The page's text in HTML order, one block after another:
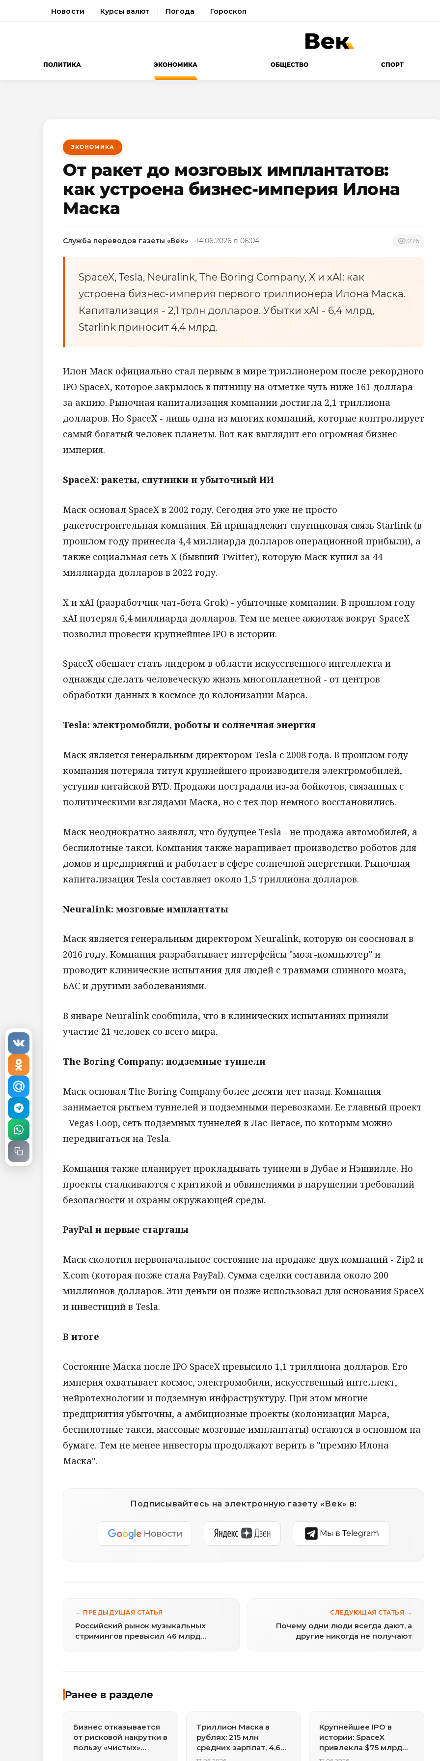
Новости Курсы валют Погода Гороскоп
ПОЛИТИКА ЭКОНОМИКА ОБЩЕСТВО СПОРТ
ЭКОНОМИКА
От ракет до мозговых имплантатов:
как устроена бизнес-империя Илона
Маска
Служба переводов газеты «Век» 14.06.2026 в 06:04 1276
SpaceX, Tesla, Neuralink, The Boring Company, X и xAI: как
устроена бизнес-империя первого триллионера Илона Маска.
Капитализация - 2,1 трлн долларов. Убытки xAI - 6,4 млрд,
Starlink приносит 4,4 млрд.
Илон Маск официально стал первым в мире триллионером после рекордного
IPO SpaceX, которое закрылось в пятницу на отметке чуть ниже 161 доллара
за акцию. Рыночная капитализация компании достигла 2,1 триллиона
долларов. Но SpaceX - лишь одна из многих компаний, которые контролирует
самый богатый человек планеты. Вот как выглядит его огромная бизнес-
империя.
SpaceX: ракеты, спутники и убыточный ИИ
Маск основал SpaceX в 2002 году. Сегодня это уже не просто
ракетостроительная компания. Ей принадлежит спутниковая связь Starlink (в
прошлом году принесла 4,4 миллиарда долларов операционной прибыли), а
также социальная сеть X (бывший Twitter), которую Маск купил за 44
миллиарда долларов в 2022 году.
X и xAI (разработчик чат-бота Grok) - убыточные компании. В прошлом году
xAI потерял 6,4 миллиарда долларов. Тем не менее ажиотаж вокруг SpaceX
позволил провести крупнейшее IPO в истории.
SpaceX обещает стать лидером в области искусственного интеллекта и
однажды сделать человеческую жизнь многопланетной - от центров
обработки данных в космосе до колонизации Марса.
Tesla: электромобили, роботы и солнечная энергия
Маск является генеральным директором Tesla с 2008 года. В прошлом году
компания потеряла титул крупнейшего производителя электромобилей,
уступив китайской BYD. Продажи пострадали из-за бойкотов, связанных с
политическими взглядами Маска, но с тех пор немного восстановились.
Маск неоднократно заявлял, что будущее Tesla - не продажа автомобилей, а
беспилотные такси. Компания также наращивает производство роботов для
домов и предприятий и работает в сфере солнечной энергетики. Рыночная
капитализация Tesla составляет около 1,5 триллиона долларов.
Neuralink: мозговые имплантаты
Маск является генеральным директором Neuralink, которую он соосновал в
2016 году. Компания разрабатывает интерфейсы "мозг-компьютер" и
проводит клинические испытания для людей с травмами спинного мозга,
БАС и другими заболеваниями.
В январе Neuralink сообщила, что в клинических испытаниях приняли
участие 21 человек со всего мира.
The Boring Company: подземные туннели
Маск основал The Boring Company более десяти лет назад. Компания
занимается рытьем туннелей и подземными перевозками. Ее главный проект
- Vegas Loop, сеть подземных туннелей в Лас-Вегасе, по которым можно
передвигаться на Tesla.
Компания также планирует прокладывать туннели в Дубае и Нэшвилле. Но
проекты сталкиваются с критикой и обвинениями в нарушении требований
безопасности и охраны окружающей среды.
PayPal и первые стартапы
Маск сколотил первоначальное состояние на продаже двух компаний - Zip2 и
X.com (которая позже стала PayPal). Сумма сделки составила около 200
миллионов долларов. Эти деньги он позже использовал для основания SpaceX
и инвестиций в Tesla.
В итоге
Состояние Маска после IPO SpaceX превысило 1,1 триллиона долларов. Его
империя охватывает космос, электромобили, искусственный интеллект,
нейротехнологии и подземную инфраструктуру. При этом многие
предприятия убыточны, а амбициозные проекты (колонизация Марса,
беспилотные такси, массовые мозговые имплантаты) остаются в основном на
бумаге. Тем не менее инвесторы продолжают верить в "премию Илона
Маска".
Подписывайтесь на электронную газету «Век» в:
Мы в Telegram
← ПРЕДЫДУЩАЯ СТАТЬЯ
Российский рынок музыкальных
стримингов превысил 46 млрд
СЛЕДУЮЩАЯ СТАТЬЯ →
Почему одни люди всегда дают, а
другие никогда не получают
Ранее в разделе
Бизнес отказывается
от рисковой накрутки в
пользу «чистых»
Триллион Маска в
рублях: 215 млн
средних зарплат, 4,6
тысячи тонн золота и
Крупнейшее IPO в
истории: SpaceX
привлекла $75 млрд
при оценке $1,77 трлн